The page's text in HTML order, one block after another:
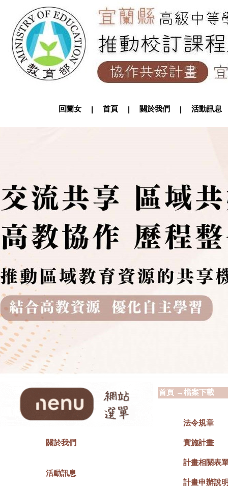
回蘭女 | 首頁 | 關於我們 | 活動訊
關於我們
活動訊息
首頁 →檔案下載
法令規章
實施計畫
計畫相關表
計畫申辦說